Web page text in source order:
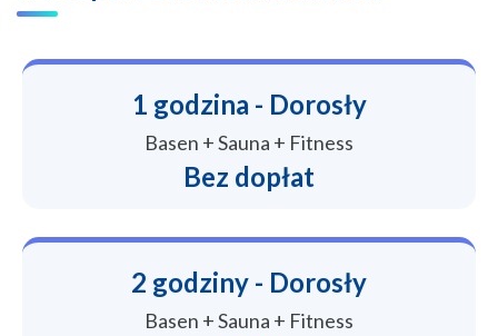
1 godzina - Dorosły
Basen + Sauna + Fitness
Bez dopłat
2 godziny - Dorosły
Basen + Sauna + Fitness